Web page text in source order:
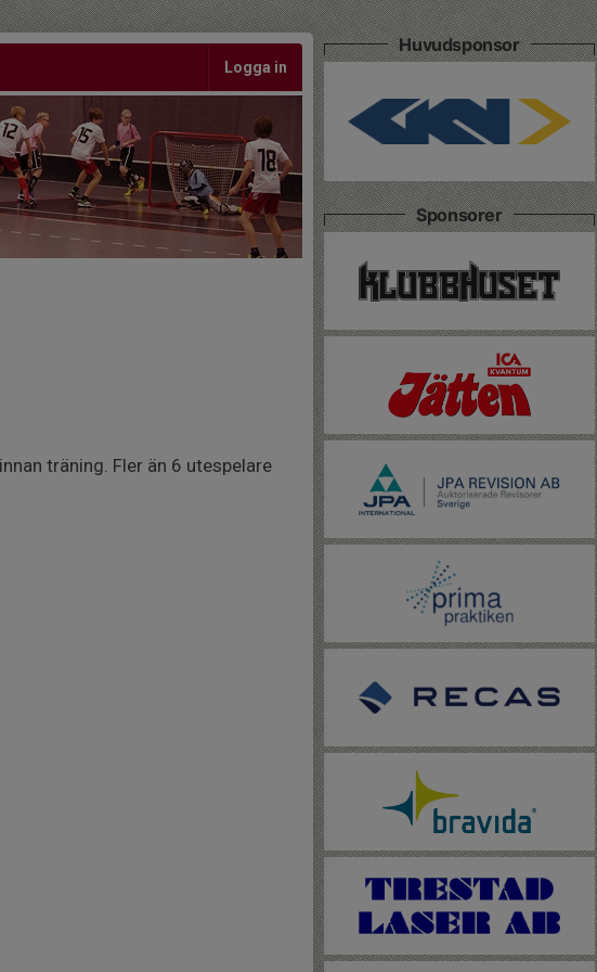
Logga in
träning. Fler än 6 utespelare
Huvudsponsor
Sponsorer